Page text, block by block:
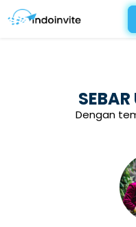
Dengan